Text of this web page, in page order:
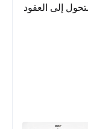
إلى العقود